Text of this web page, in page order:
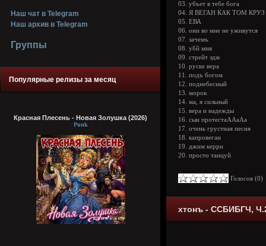
Наш чат в Telegram
Наш архив в Telegram
Группы
Популярные релизы за месяц
Красная Плесень - Новая Золушка (2026)
Punk
03. убъет в тебе бога
04. Я ВЕГАН КАК ТОМ КРУЗ
05. ЕВА
06. они во мне не уживутся
07. зачемъ
08. убй мня
09. стрейт эдж
10. руске вера
11. подъ богом
12. поднебесный
13. морок
14. ма, я сильный
15. вера и надежды
16. сын протестаААаАа
17. очень грустная песня
18. капровеган
19. джим керри
20. просто танцуй
Голосов (0
хтонъ - ССБИБГЧ,